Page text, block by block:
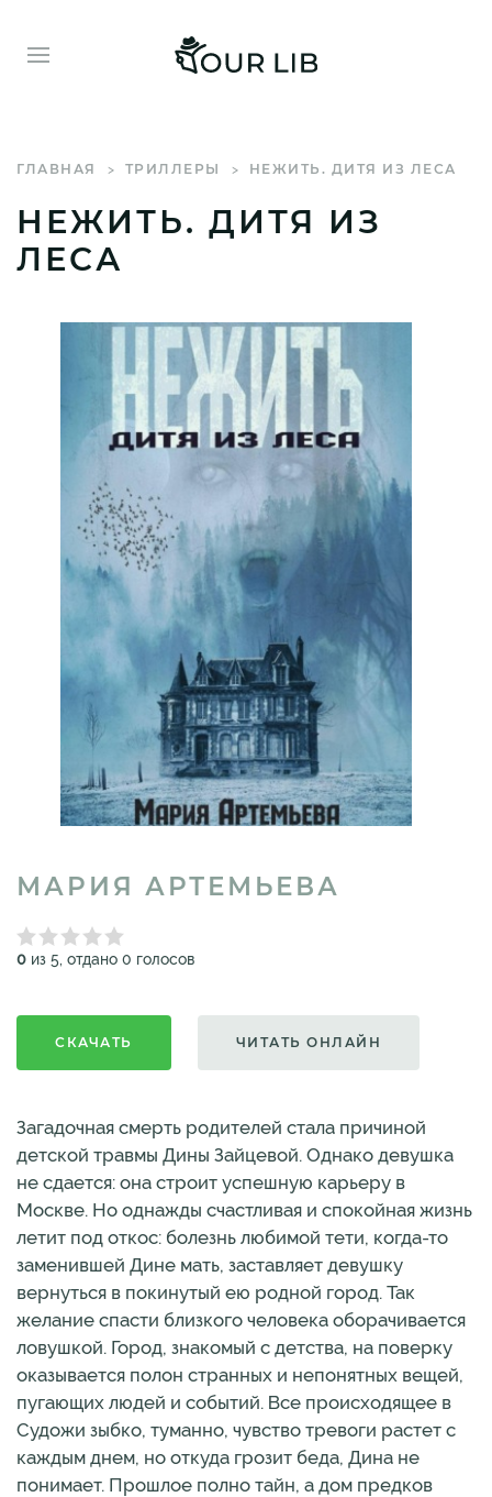
ГЛАВНАЯ ТРИЛЛЕРЫ НЕЖИТЬ. ДИТЯ ИЗ ЛЕСА
НЕЖИТЬ. ДИТЯ ИЗ
ЛЕСА
МАРИЯ АРТЕМЬЕВА
0 из 5, отдано 0 голосов
СКАЧАТЬ ЧИТАТЬ ОНЛАЙН
Загадочная смерть родителей стала причиной
детской травмы Дины Зайцевой. Однако девушка
не сдается: она строит успешную карьеру в
Москве. Но однажды счастливая и спокойная жизнь
летит под откос: болезнь любимой тети, когда-то
заменившей Дине мать, заставляет девушку
вернуться в покинутый ею родной город. Так
желание спасти близкого человека оборачивается
ловушкой. Город, знакомый с детства, на поверку
оказывается полон странных и непонятных вещей,
пугающих людей и событий. Все происходящее в
Судожи зыбко, туманно, чувство тревоги растет с
каждым днем, но откуда грозит беда, Дина не
понимает. Прошлое полно тайн, а дом предков